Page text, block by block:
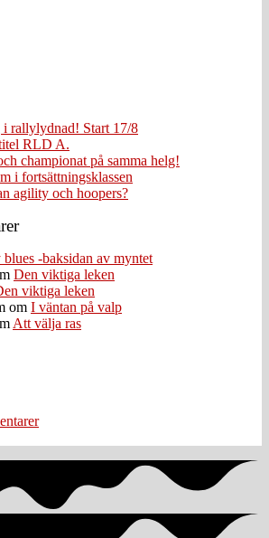
rallylydnad! Start 17/8
RLD A.
championat på samma helg!
i fortsättningsklassen
agility och hoopers?
blues -baksidan av myntet
Den viktiga leken
viktiga leken
om I väntan på valp
Att välja ras